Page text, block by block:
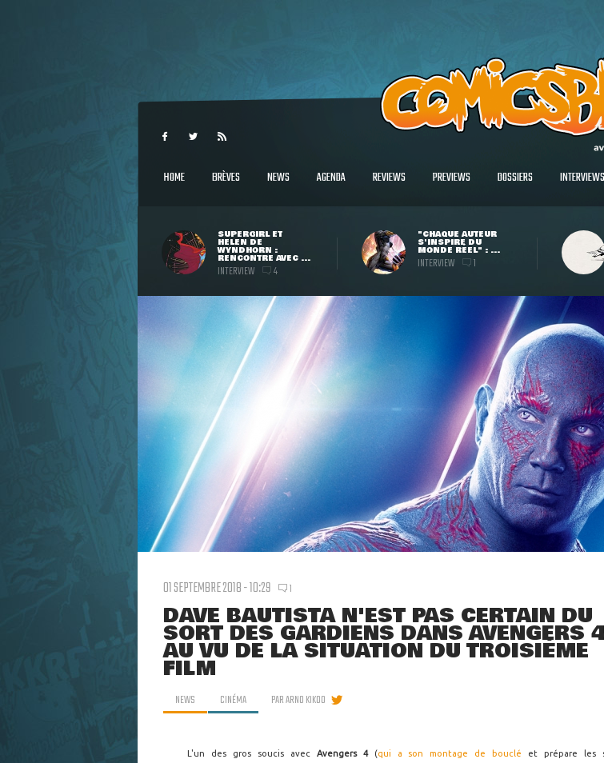
HOME BRÈVES NEWS AGENDA REVIEWS PREVIEWS DOSSIERS INTERVIEWS
SUPERGIRL ET
HELEN DE
WYNDHORN :
RENCONTRE AVEC ...
INTERVIEW 4
"CHAQUE AUTEUR
S'INSPIRE DU
MONDE RÉEL" : ...
INTERVIEW 1
01 SEPTEMBRE 2018 - 10:29 1
DAVE BAUTISTA N'EST PAS CERTAIN DU
SORT DES GARDIENS DANS AVENGERS
AU VU DE LA SITUATION DU TROISIÈME
FILM
NEWS CINÉMA PARARNO KIKOO
L'un des gros soucis avec Avengers 4 (qui a son montage de bouclé
et prépare les